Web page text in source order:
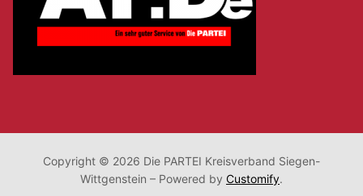
Copyright © 2026 Die PARTEI Kreisverband Siegen-
Wittgenstein – Powered by Customify.